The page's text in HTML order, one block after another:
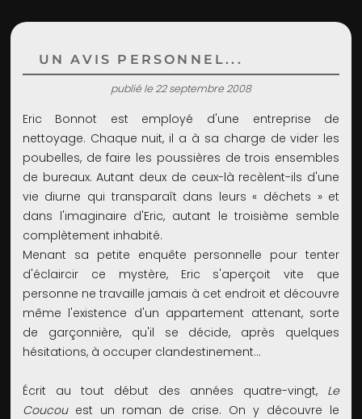
UN AVIS PERSONNEL...
publié le 22 septembre 2008
Eric Bonnot est employé d'une entreprise de
nettoyage. Chaque nuit, il a à sa charge de vider les
poubelles, de faire les poussières de trois ensembles
de bureaux. Autant deux de ceux-là recèlent-ils d'une
vie diurne qui transparaît dans leurs « déchets » et
dans l'imaginaire d'Eric, autant le troisième semble
complètement inhabité.
Menant sa petite enquête personnelle pour tenter
d'éclaircir ce mystère, Eric s'aperçoit vite que
personne ne travaille jamais à cet endroit et découvre
même l'existence d'un appartement attenant, sorte
de garçonnière, qu'il se décide, après quelques
hésitations, à occuper clandestinement…
Écrit au tout début des années quatre-vingt, Le
Coucouest un roman de crise. On y découvre le